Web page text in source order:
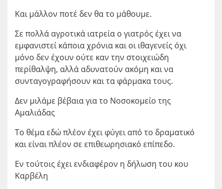
Και μάλλον ποτέ δεν θα το μάθουμε.
Σε πολλά αγροτικά ιατρεία ο γιατρός έχει να
εμφανιστεί κάποια χρόνια και οι ιθαγενείς όχι
μόνο δεν έχουν ούτε καν την στοιχειώδη
περίθαλψη, αλλά αδυνατούν ακόμη και να
συνταγογραφήσουν και τα φάρμακα τους.
Δεν μιλάμε βέβαια για το Νοσοκομείο της
Αμαλιάδας
Το θέμα εδώ πλέον έχει φύγει από το δραματικό
και είναι πλέον σε επιθεωρησιακό επίπεδο.
Εν τούτοις έχει ενδιαφέρον η δήλωση του κου
Καρβέλη